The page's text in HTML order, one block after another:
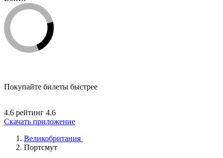
Покупайте билеты быстрее
4.6 рейтинг 4.6
Скачать приложение
Великобритания
Портсмут